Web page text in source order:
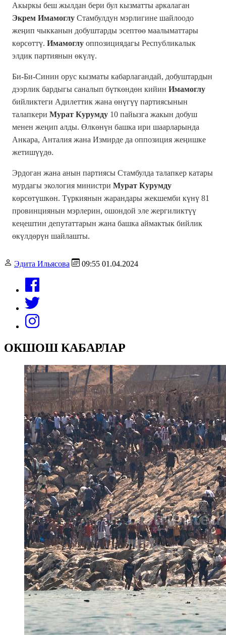
Акыркы беш жылдан бери бул кызматты аркалаган
Экрем Имамоглу Стамбулдун мэрлигине шайлоодо
жеңип чыкканын добуштарды эсептөө маалыматтары
көрсөттү. Имамоглу оппозициядагы Республикалык
элдик партиянын өкүлү.
Би-Би-Синин орус кызматы кабарлагандай, добуштардын
дээрлик бардыгы саналып бүткөндөн кийин Имамоглу
бийликтеги Адилеттик жана өнүгүү партиясынын
талапкери Мурат Курумду 10 пайызга жакын добуш
менен жеңип алды. Өлкөнүн башка ири шаарларында
Анкара, Анталия жана Измирде да оппозиция жеңишке
жетишүүдө.
Эрдоган жана анын партиясы Стамбулда талапкер катары
мурдагы экология министри Мурат Курумду
көрсөтүшкөн. Түркиянын жарандары жекшемби күнү 81
провинциянын мэрлерин, ошондой эле жергиликтүү
кеңештин депутаттарын жана башка аймактык бийлик
өкүлдөрүн шайлашты.
Эдита Ильясова 09:55 01.04.2024
ОКШОШ КАБАРЛАР